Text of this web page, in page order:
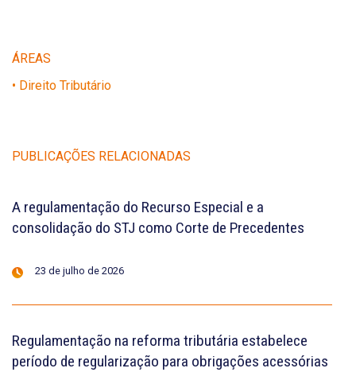
ÁREAS
• Direito Tributário
PUBLICAÇÕES RELACIONADAS
A regulamentação do Recurso Especial e a
consolidação do STJ como Corte de Precedentes
23 de julho de 2026
Regulamentação na reforma tributária estabelece
período de regularização para obrigações acessórias